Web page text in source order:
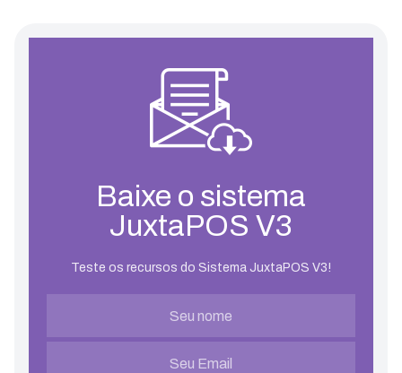
Baixe o sistema
JuxtaPOS V3
Teste os recursos do Sistema JuxtaPOS V3!